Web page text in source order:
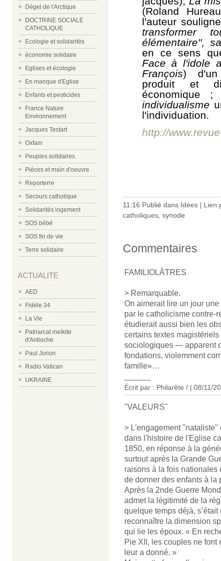
Dégel de l'Arctique
DOCTRINE SOCIALE
CATHOLIQUE
Ecologie et solidarités
économie solidaire
Eglises et écologie
En manque d'Eglise
Enfants et pesticides
France Nature
Environnement
Jacques Testart
Oxfam
Peuples solidaires
Pièces et main d'oeuvre
Reporterre
Secours catholique
Solidarités logement
SOS bébé
SOS fin de vie
Terre solidaire
ACTUALITE
AED
Fidèle 34
La Vie
Patriarcat melkite
d'Antioche
Paul Jorion
Radio Vatican
UKRAINE
(Roland
l'auteur
transformer
élémentaire'',
en ce sens
Face à l'idole
François)
produit et
économique
individualisme
l'individuation.
http://
11:16 Publié dans Idées | Lien
catholiques synode
Commentaires
FAMILIOLÂTRES
> Remarquable.
On aimerait lire un jour
par le catholicisme
étudierait aussi bien les
certains textes
sociologiques — apparent
fondations, violemment
famille»…
Écrit par : Philarête / | 08/11/
"VALEURS"
> L'engagement
dans l'histoire de l'Eglise
1850, en réponse à la
surtout après la Grande
raisons à la fois nationales
de donner des enfants à la
Après la 2nde Guerre
admet la légitimité de la
quelque temps déjà,
reconnaître la dimension
qui lie les époux. « En
Pie XII, les couples ne font
leur a donné. »